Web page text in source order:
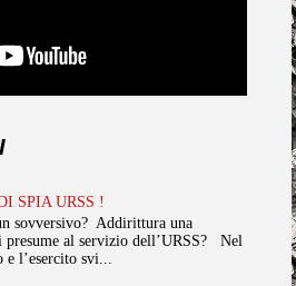
SPIA URSS !
sovversivo? Addirittura una
presume al servizio dell’URSS? Nel
l’esercito svi...